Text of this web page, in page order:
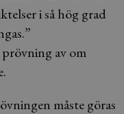
i så hög grad
av om
måste göras